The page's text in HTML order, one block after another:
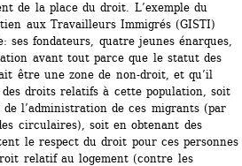
de la place du droit. L’exemple du
aux Travailleurs Immigrés (GISTI)
ses fondateurs, quatre jeunes énarques,
avant tout parce que le statut des
être une zone de non-droit, et qu’il
droits relatifs à cette population, soit
l’administration de ces migrants (par
circulaires), soit en obtenant des
le respect du droit pour ces personnes
relatif au logement (contre les